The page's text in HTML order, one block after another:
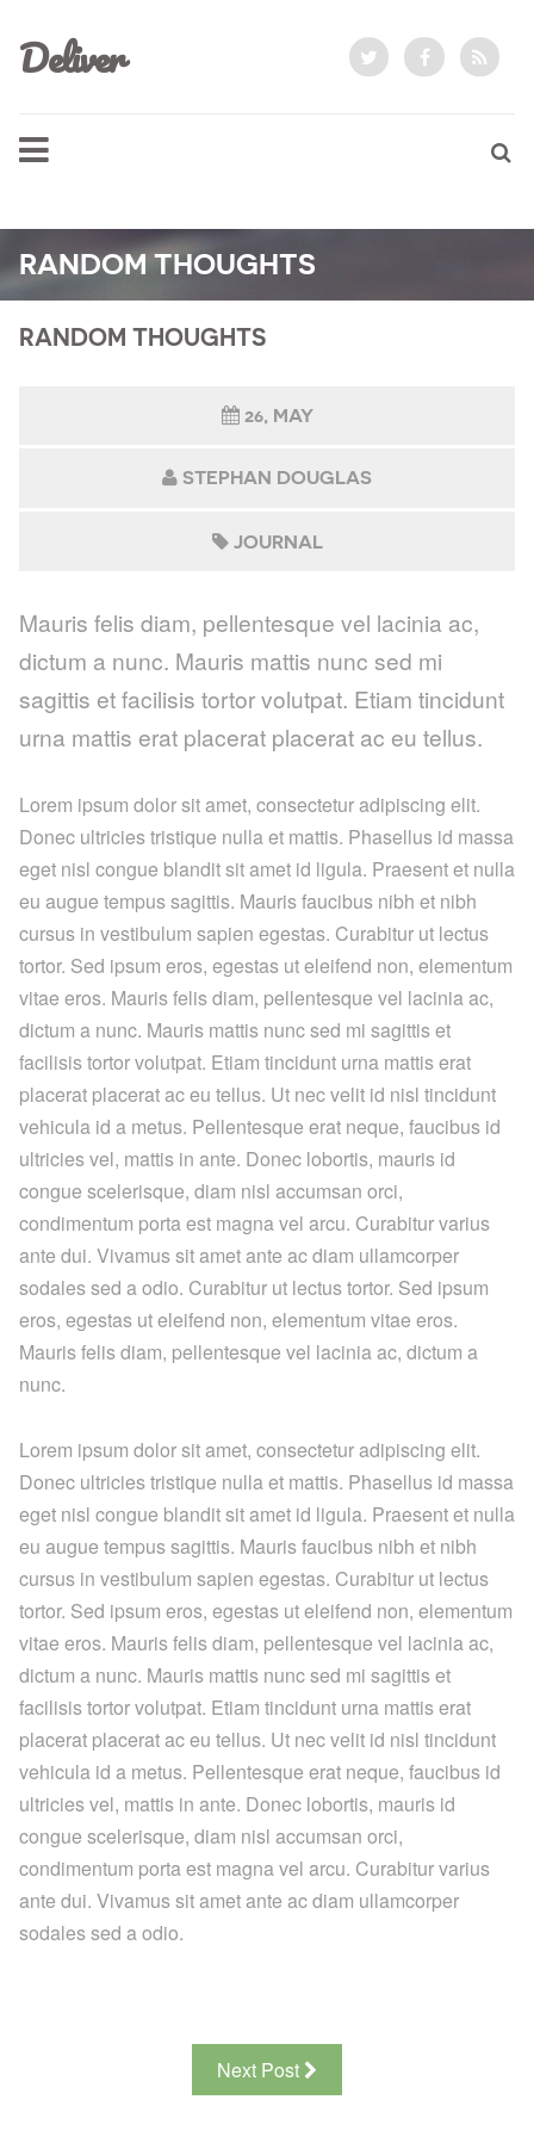
Deliver
RANDOM THOUGHTS
RANDOM THOUGHTS
26, MAY
STEPHAN DOUGLAS
JOURNAL
Mauris felis diam, pellentesque vel lacinia ac,
dictum a nunc. Mauris mattis nunc sed mi
sagittis et facilisis tortor volutpat. Etiam tincidunt
urna mattis erat placerat placerat ac eu tellus.
Lorem ipsum dolor sit amet, consectetur adipiscing elit.
Donec ultricies tristique nulla et mattis. Phasellus id massa
eget nisl congue blandit sit amet id ligula. Praesent et nulla
eu augue tempus sagittis. Mauris faucibus nibh et nibh
cursus in vestibulum sapien egestas. Curabitur ut lectus
tortor. Sed ipsum eros, egestas ut eleifend non, elementum
vitae eros. Mauris felis diam, pellentesque vel lacinia ac,
dictum a nunc. Mauris mattis nunc sed mi sagittis et
facilisis tortor volutpat. Etiam tincidunt urna mattis erat
placerat placerat ac eu tellus. Ut nec velit id nisl tincidunt
vehicula id a metus. Pellentesque erat neque, faucibus id
ultricies vel, mattis in ante. Donec lobortis, mauris id
congue scelerisque, diam nisl accumsan orci,
condimentum porta est magna vel arcu. Curabitur varius
ante dui. Vivamus sit amet ante ac diam ullamcorper
sodales sed a odio. Curabitur ut lectus tortor. Sed ipsum
eros, egestas ut eleifend non, elementum vitae eros.
Mauris felis diam, pellentesque vel lacinia ac, dictum a
nunc.
Lorem ipsum dolor sit amet, consectetur adipiscing elit.
Donec ultricies tristique nulla et mattis. Phasellus id massa
eget nisl congue blandit sit amet id ligula. Praesent et nulla
eu augue tempus sagittis. Mauris faucibus nibh et nibh
cursus in vestibulum sapien egestas. Curabitur ut lectus
tortor. Sed ipsum eros, egestas ut eleifend non, elementum
vitae eros. Mauris felis diam, pellentesque vel lacinia ac,
dictum a nunc. Mauris mattis nunc sed mi sagittis et
facilisis tortor volutpat. Etiam tincidunt urna mattis erat
placerat placerat ac eu tellus. Ut nec velit id nisl tincidunt
vehicula id a metus. Pellentesque erat neque, faucibus id
ultricies vel, mattis in ante. Donec lobortis, mauris id
congue scelerisque, diam nisl accumsan orci,
condimentum porta est magna vel arcu. Curabitur varius
ante dui. Vivamus sit amet ante ac diam ullamcorper
sodales sed a odio.
Next Post